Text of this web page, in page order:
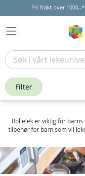
Fri frakt over
Rollelek er viktig for
tilbehør for barn som vil
Filter